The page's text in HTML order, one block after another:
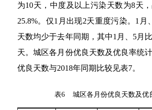
为10天，中度及以上污染天数为8天
25.8%。仅1月出现2天重度污染。1月
天数均少于去年同期，其中1月、5月
天。城区各月份优良天数及优良率统
优良天数与2018年同期比较见表7。
表6 城区各月份优良天数及优